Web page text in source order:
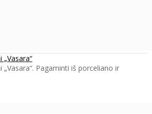
„Vasara“. Pagaminti iš porceliano ir